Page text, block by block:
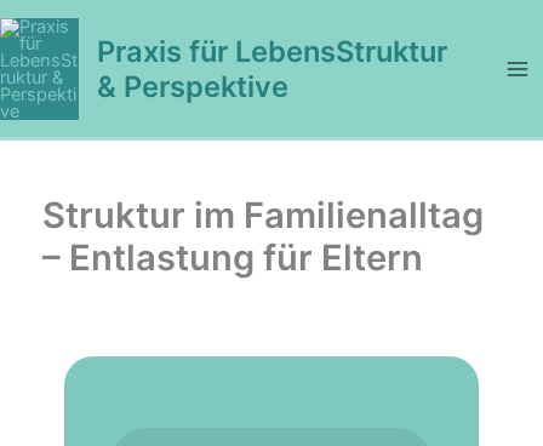
Zum
Inhalt
springen
Praxis für LebensStruktur
& Perspektive
Struktur im Familienalltag
– Entlastung für Eltern